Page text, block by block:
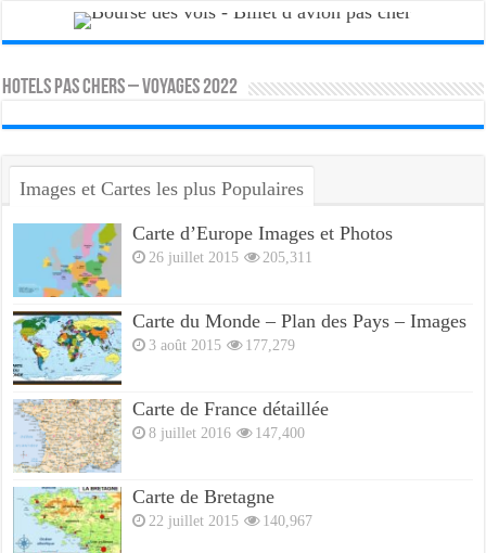
HOTELS PAS CHERS – VOYAGES 2022
Images et Cartes les plus Populaires
Carte d’Europe Images et Photos
26 juillet 2015 205,311
Carte du Monde – Plan des Pays – Images
3 août 2015 177,279
Carte de France détaillée
8 juillet 2016 147,400
Carte de Bretagne
22 juillet 2015 140,967